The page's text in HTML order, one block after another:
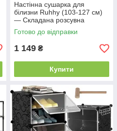
Настінна сушарка для
білизни Ruhhy (103-127 см)
— Складана розсувна
вішалка на 18 гачків:
алюмінієва, поворотна,
Готово до відправки
1 149 ₴
Купити